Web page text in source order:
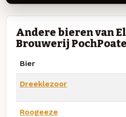
Andere bieren van
Brouwerij
Bier
Dreeklezoor
Roogeeze